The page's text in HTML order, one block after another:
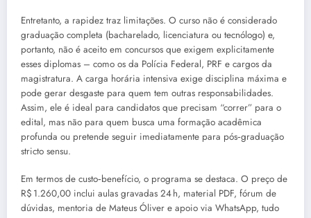
Entretanto, a rapidez traz limitações. O curso não é considerado
graduação completa (bacharelado, licenciatura ou tecnólogo) e,
portanto, não é aceito em concursos que exigem explicitamente
esses diplomas – como os da Polícia Federal, PRF e cargos da
magistratura. A carga horária intensiva exige disciplina máxima e
pode gerar desgaste para quem tem outras responsabilidades.
Assim, ele é ideal para candidatos que precisam “correr” para o
edital, mas não para quem busca uma formação acadêmica
profunda ou pretende seguir imediatamente para pós‑graduação
stricto sensu.
Em termos de custo‑benefício, o programa se destaca. O preço de
R$ 1.260,00 inclui aulas gravadas 24 h, material PDF, fórum de
dúvidas, mentoria de Mateus Óliver e apoio via WhatsApp, tudo